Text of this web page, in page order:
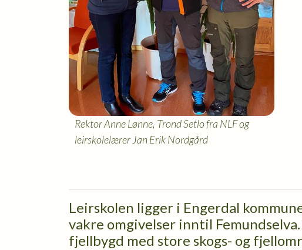
Rektor Anne Lønne, Trond Setlo fra NLF og
leirskolelærer Jan Erik Nordgård
Leirskolen ligger i Engerdal
vakre omgivelser inntil
fjellbygd med store skogs- og